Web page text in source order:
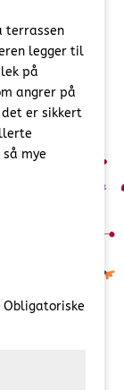
terrassen
legger til
på
angrer på
er sikkert
mye
Obligatoriske